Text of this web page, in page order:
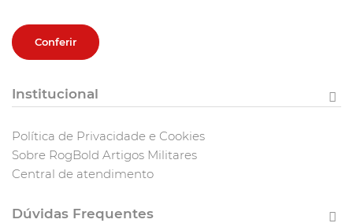
Conferir
Institucional
Política de Privacidade e Cookies
Sobre RogBold Artigos Militares
Central de atendimento
Dúvidas Frequentes